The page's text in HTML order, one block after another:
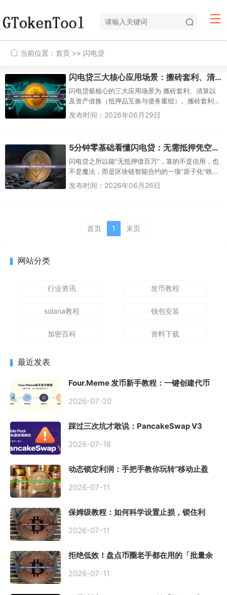
当前位置： 首页 >> 闪电贷
闪电贷三大核心应用场景：搬砖套利、清算与资产借换全解析
闪电贷最核心的三大应用场景为 搬砖套利、清算以
及资产借换（抵押品互换与债务重组）。搬砖套利
通过借出资金，在同一区块内捕捉不同交易所的价
发布时间：2026年06月29日
5分钟零基础看懂闪电贷：无需抵押凭空借百万，究竟是怎么做到的？
闪电贷之所以能“无抵押借百万”，靠的不是信用，也
不是魔法，而是区块链智能合约的一项“原子化”铁
律：所有操作（借款、用款、还款）必须打包在同
发布时间：2026年06月26日
首页 1 末页
网站分类
行业资讯 发币教程
solana教程 钱包安装
加密百科 资料下载
最近发表
Four.Meme 发币新手教程：一键创建代币
2026-07-20
踩过三次坑才敢说：PancakeSwap V3
初始化
2026-07-16
动态锁定利润：手把手教你玩转“移动止盈
2026-07-11
保姆级教程：如何科学设置止损，锁住利
2026-07-11
拒绝低效！盘点币圈老手都在用的「批量余
2026-07-11